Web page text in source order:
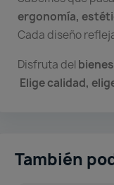
ergonomía,
Cada diseño
Disfruta del
Elige calidad,
También